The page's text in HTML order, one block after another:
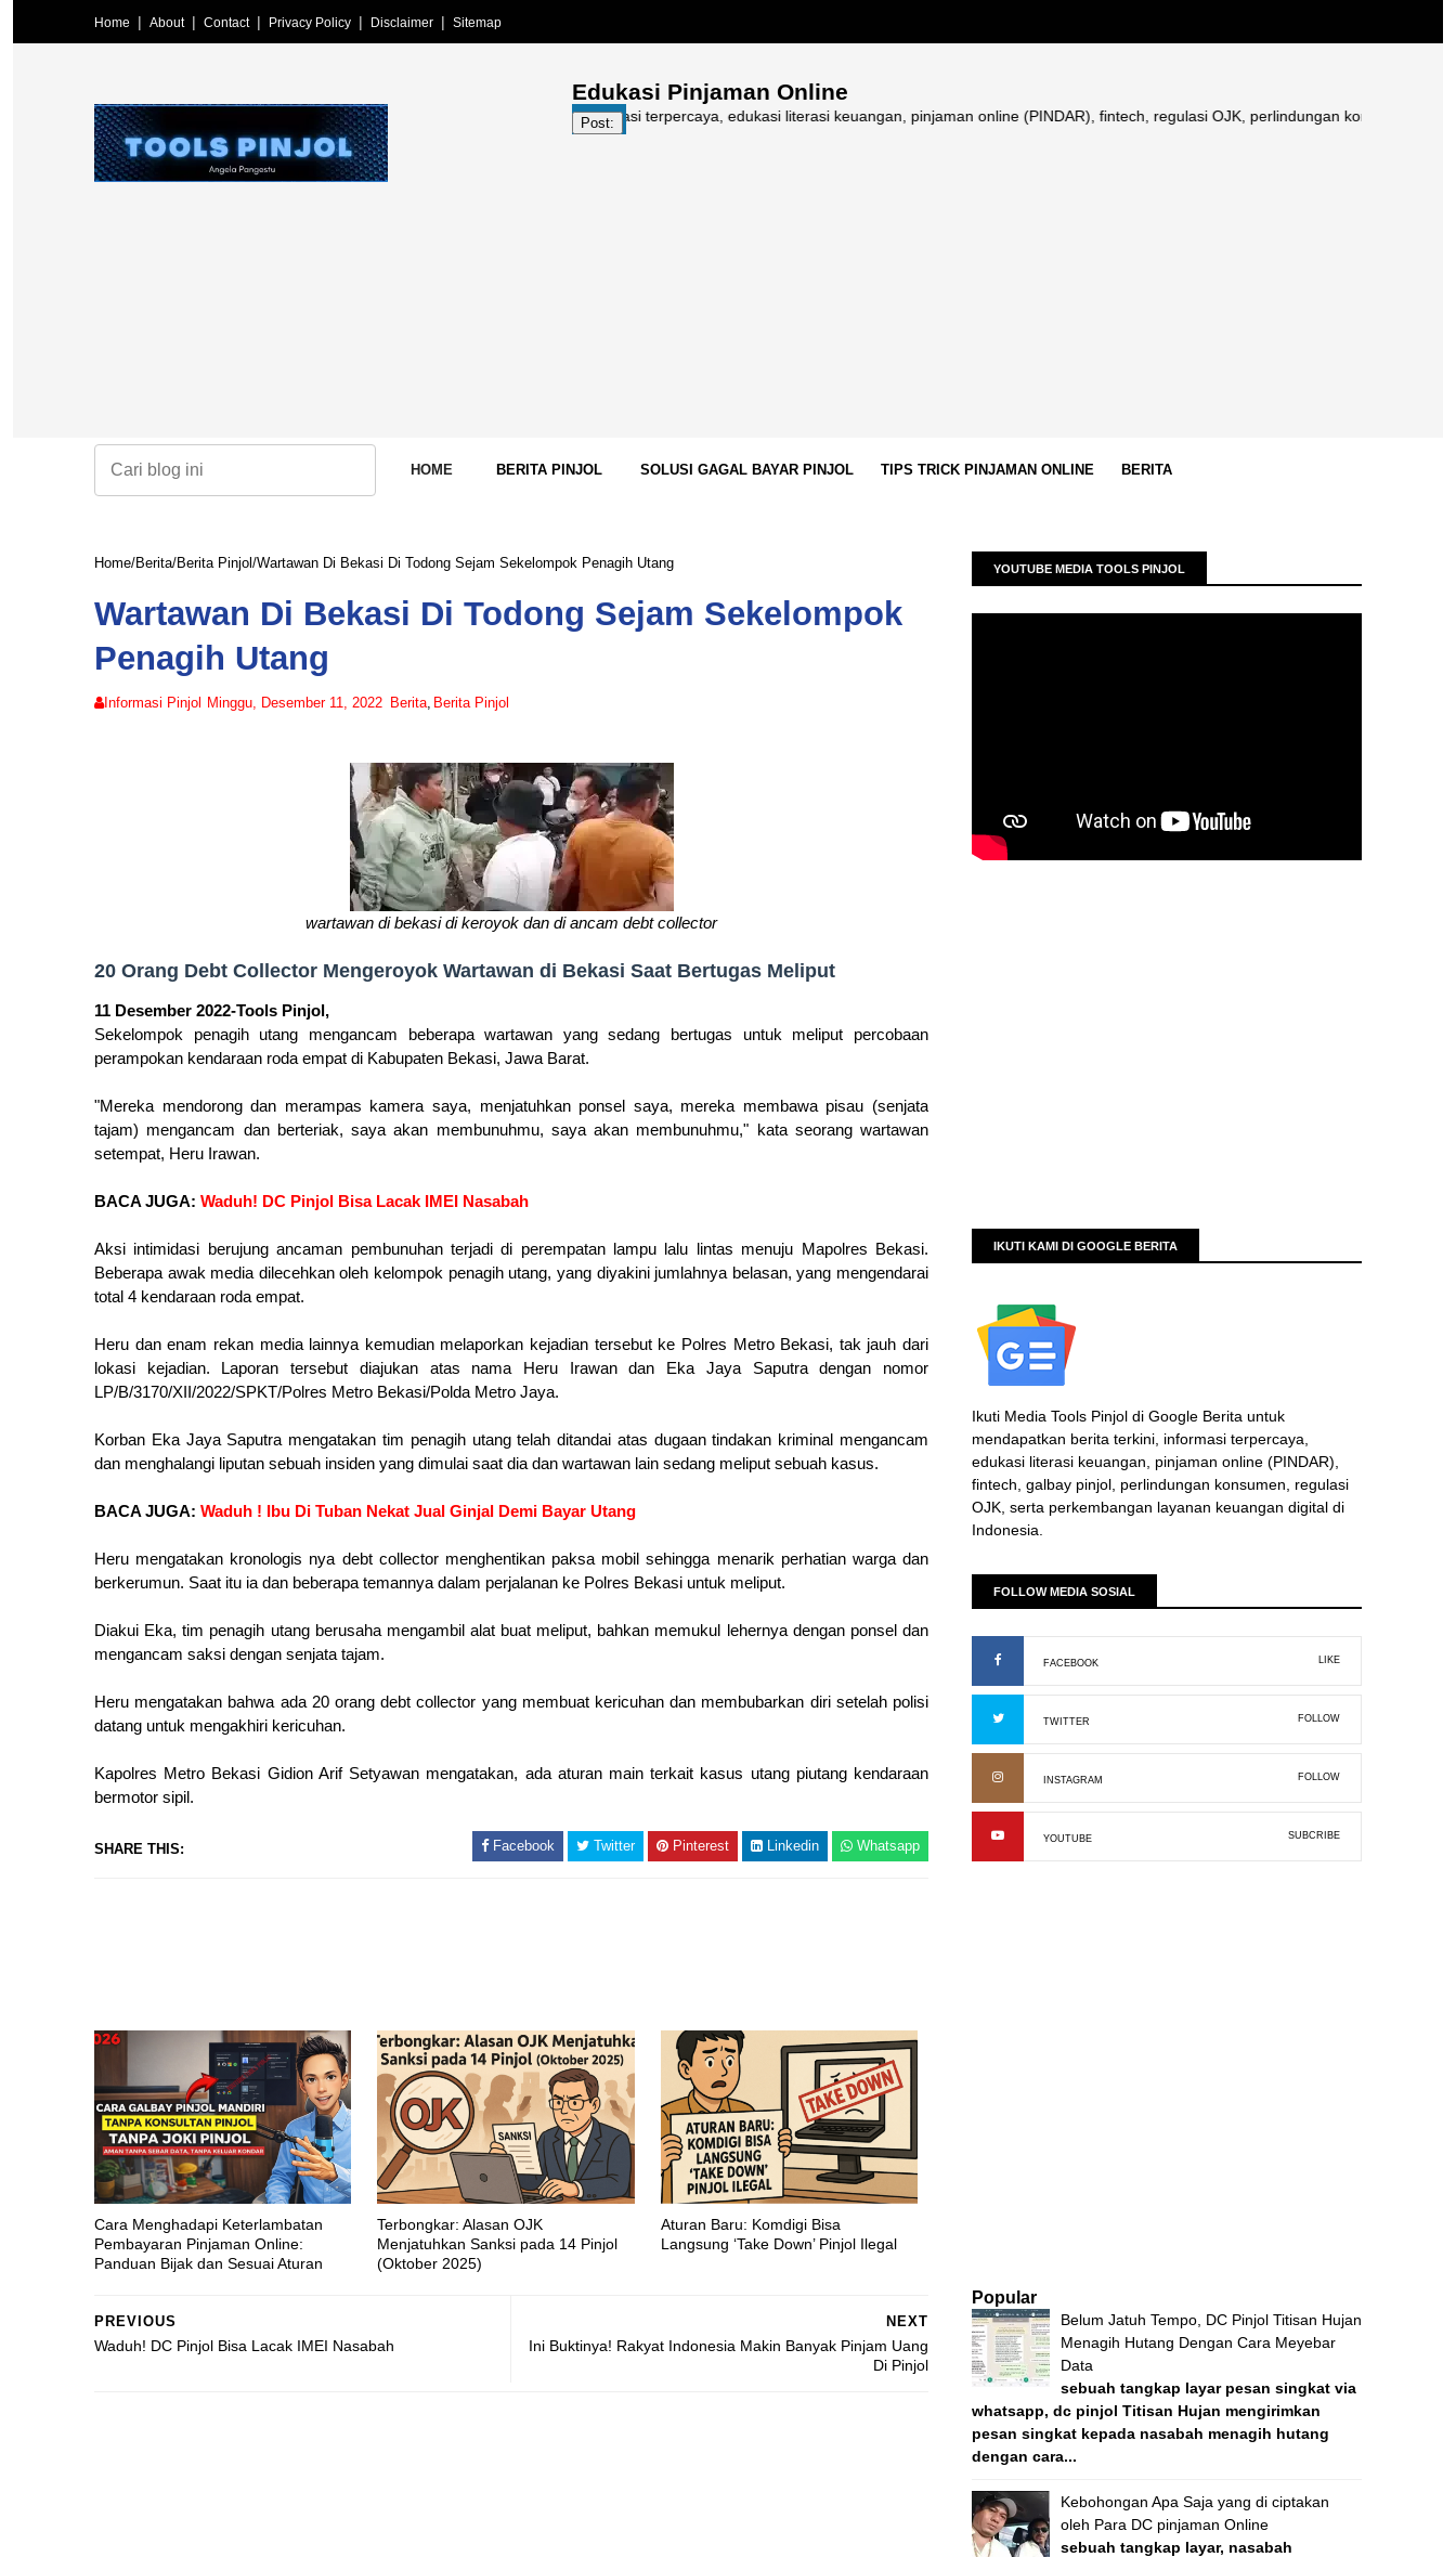
Home About Contact Privacy Policy Disclaimer Sitemap
Edukasi Pinjaman Online
Post:
Media Tools Pinjol | Media Galbay – Menyajikan berita terkini, informasi terpercaya, edukasi literasi keuangan, pinjaman online (PINDAR), fintech, regulasi OJK, perlindungan konsumen, galbay pinjol,
HOME BERITA PINJOL SOLUSI GAGAL BAYAR PINJOL TIPS TRICK PINJAMAN ONLINE BERITA
Home/Berita/Berita Pinjol /Wartawan Di Bekasi Di Todong Sejam Sekelompok Penagih Utang
Wartawan Di Bekasi Di Todong Sejam Sekelompok
Penagih Utang
Informasi Pinjol Minggu, Desember 11, 2022 Berita, Berita Pinjol
wartawan di bekasi di keroyok dan di ancam debt collector
20 Orang Debt Collector Mengeroyok Wartawan di Bekasi Saat Bertugas Meliput
11 Desember 2022-Tools Pinjol,
Sekelompok penagih utang mengancam beberapa wartawan yang sedang bertugas untuk meliput percobaan
perampokan kendaraan roda empat di Kabupaten Bekasi, Jawa Barat.
"Mereka mendorong dan merampas kamera saya, menjatuhkan ponsel saya, mereka membawa pisau (senjata
tajam) mengancam dan berteriak, saya akan membunuhmu, saya akan membunuhmu," kata seorang wartawan
setempat, Heru Irawan.
BACA JUGA: Waduh! DC Pinjol Bisa Lacak IMEI Nasabah
Aksi intimidasi berujung ancaman pembunuhan terjadi di perempatan lampu lalu lintas menuju Mapolres Bekasi.
Beberapa awak media dilecehkan oleh kelompok penagih utang, yang diyakini jumlahnya belasan, yang mengendarai
total 4 kendaraan roda empat.
Heru dan enam rekan media lainnya kemudian melaporkan kejadian tersebut ke Polres Metro Bekasi, tak jauh dari
lokasi kejadian. Laporan tersebut diajukan atas nama Heru Irawan dan Eka Jaya Saputra dengan nomor
LP/B/3170/XII/2022/SPKT/Polres Metro Bekasi/Polda Metro Jaya.
Korban Eka Jaya Saputra mengatakan tim penagih utang telah ditandai atas dugaan tindakan kriminal mengancam
dan menghalangi liputan sebuah insiden yang dimulai saat dia dan wartawan lain sedang meliput sebuah kasus.
BACA JUGA: Waduh ! Ibu Di Tuban Nekat Jual Ginjal Demi Bayar Utang
Heru mengatakan kronologis nya debt collector menghentikan paksa mobil sehingga menarik perhatian warga dan
berkerumun. Saat itu ia dan beberapa temannya dalam perjalanan ke Polres Bekasi untuk meliput.
Diakui Eka, tim penagih utang berusaha mengambil alat buat meliput, bahkan memukul lehernya dengan ponsel dan
mengancam saksi dengan senjata tajam.
Heru mengatakan bahwa ada 20 orang debt collector yang membuat kericuhan dan membubarkan diri setelah polisi
datang untuk mengakhiri kericuhan.
Kapolres Metro Bekasi Gidion Arif Setyawan mengatakan, ada aturan main terkait kasus utang piutang kendaraan
bermotor sipil.
SHARE THIS: Facebook Twitter Pinterest Linkedin Whatsapp
Cara Menghadapi Keterlambatan
Pembayaran Pinjaman Online:
Panduan Bijak dan Sesuai Aturan
Terbongkar: Alasan OJK
Menjatuhkan Sanksi pada 14 Pinjol
(Oktober 2025)
Aturan Baru: Komdigi Bisa
Langsung ‘Take Down’ Pinjol Ilegal
NEXT
Ini Buktinya! Rakyat Indonesia Makin Banyak Pinjam Uang
Di Pinjol
PREVIOUS
Waduh! DC Pinjol Bisa Lacak IMEI Nasabah
YOUTUBE MEDIA TOOLS PINJOL
IKUTI KAMI DI GOOGLE BERITA
Ikuti Media Tools Pinjol di Google Berita untuk
mendapatkan berita terkini, informasi terpercaya,
edukasi literasi keuangan, pinjaman online (PINDAR),
fintech, galbay pinjol, perlindungan konsumen, regulasi
OJK, serta perkembangan layanan keuangan digital di
Indonesia.
FOLLOW MEDIA SOSIAL
FACEBOOK LIKE
TWITTER FOLLOW
INSTAGRAM FOLLOW
YOUTUBE SUBCRIBE
Popular
Belum Jatuh Tempo, DC Pinjol Titisan Hujan
Menagih Hutang Dengan Cara Meyebar
Data
sebuah tangkap layar pesan singkat via
whatsapp, dc pinjol Titisan Hujan mengirimkan
pesan singkat kepada nasabah menagih hutang
dengan cara...
Kebohongan Apa Saja yang di ciptakan
oleh Para DC pinjaman Online
sebuah tangkap layar, nasabah